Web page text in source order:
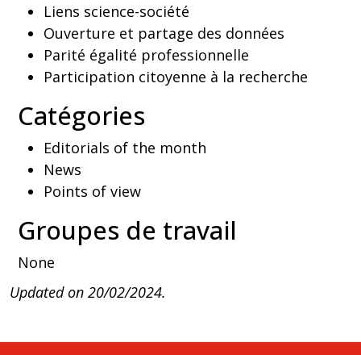
Liens science-société
Ouverture et partage des données
Parité égalité professionnelle
Participation citoyenne à la recherche
Catégories
Editorials of the month
News
Points of view
Groupes de travail
None
Updated on 20/02/2024.